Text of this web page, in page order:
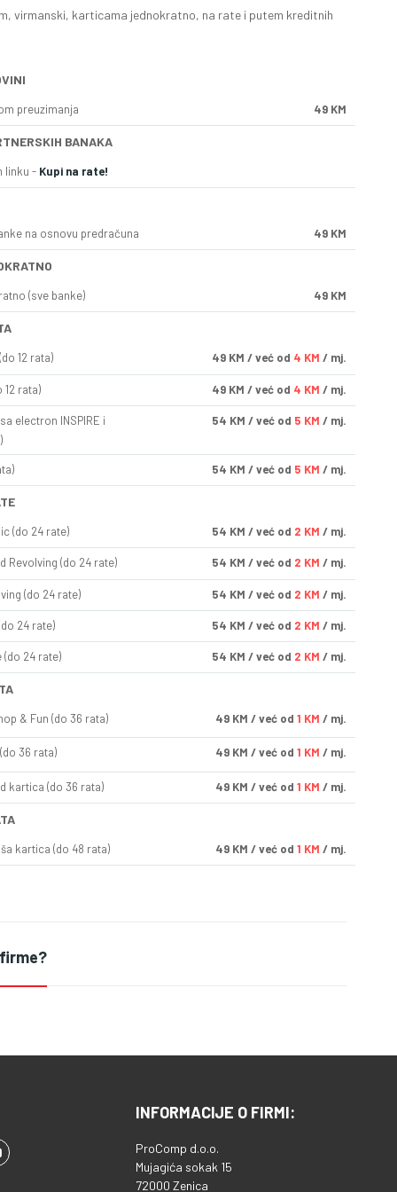
virmanski, karticama jednokratno, na rate i putem kreditnih
preuzimanja 49 KM
BANAKA
linku - Kupi na rate!
na osnovu predračuna 49 KM
(sve banke) 49 KM
12 rata) 49 KM / već od 4 KM / mj.
12 rata) 49 KM / već od 4 KM / mj.
electron INSPIRE i
54 KM / već od 5 KM / mj.
54 KM / već od 5 KM / mj.
(do 24 rate) 54 KM / već od 2 KM / mj.
Revolving (do 24 rate) 54 KM / već od 2 KM / mj.
(do 24 rate) 54 KM / već od 2 KM / mj.
24 rate) 54 KM / već od 2 KM / mj.
(do 24 rate) 54 KM / već od 2 KM / mj.
& Fun (do 36 rata) 49 KM / već od 1 KM / mj.
36 rata) 49 KM / već od 1 KM / mj.
kartica (do 36 rata) 49 KM / već od 1 KM / mj.
kartica (do 48 rata) 49 KM / već od 1 KM / mj.
INFORMACIJE O FIRMI:
ProComp d.o.o.
Mujagića sokak 15
72000 Zenica